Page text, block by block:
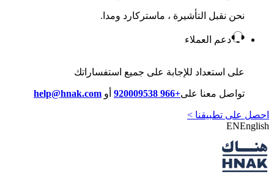
نحن نقبل التأشيرة ، ماستركارد ومدا.
دعم العملاء
على استعداد للإجابة على جميع استفساراتك
تواصل معنا على+966 920009538 أو help@hnak.com
احصل على تطبيقنا >
ENEnglish